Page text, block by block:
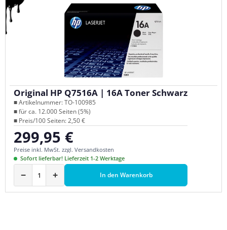
Original HP Q7516A | 16A Toner Schwarz
■ Artikelnummer: TO-100985
■ für ca. 12.000 Seiten (5%)
■ Preis/100 Seiten: 2,50 €
Regulärer Preis:
299,95 €
Preise inkl. MwSt. zzgl. Versandkosten
Sofort lieferbar! Lieferzeit 1-2 Werktage
− + In den Warenkorb